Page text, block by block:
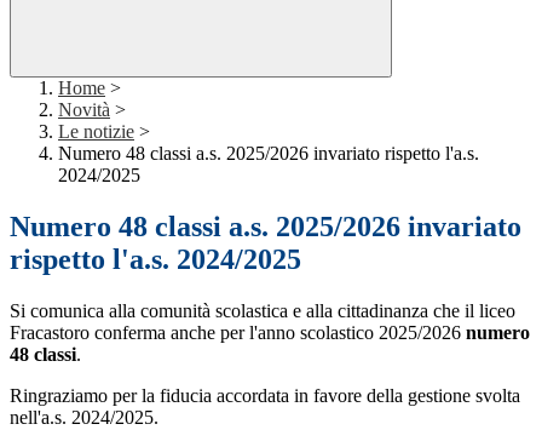
Home >
Novità >
Le notizie >
Numero 48 classi a.s. 2025/2026 invariato rispetto l'a.s.
2024/2025
Numero 48 classi a.s. 2025/2026 invariato
rispetto l'a.s. 2024/2025
Si comunica alla comunità scolastica e alla cittadinanza che il liceo
Fracastoro conferma anche per l'anno scolastico 2025/2026 numero
48 classi.
Ringraziamo per la fiducia accordata in favore della gestione svolta
nell'a.s. 2024/2025.